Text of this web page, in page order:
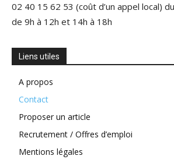
02 40 15 62 53 (coût d’un appel local)
de 9h à 12h et 14h à 18h
Liens utiles
A propos
Contact
Proposer un article
Recrutement / Offres d’emploi
Mentions légales